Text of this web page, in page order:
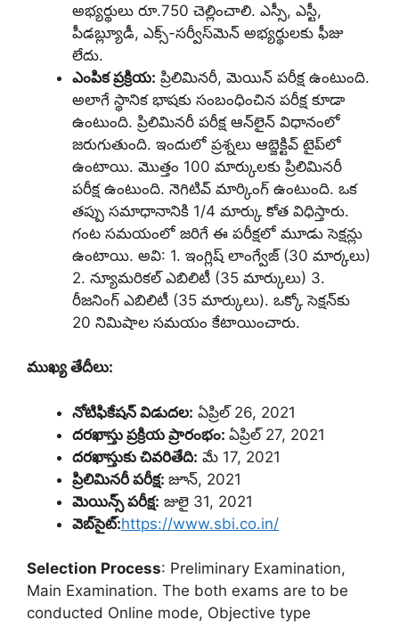
అభ్యర్థులు రూ.750 చెల్లించాలి. ఎస్సీ, ఎస్టీ,
పీడబ్ల్యూడీ, ఎక్స్‌-సర్వీస్‌మెన్‌ అభ్యర్థులకు ఫీజు
లేదు.
ఎంపిక ప్రక్రియ: ప్రిలిమినరీ, మెయిన్‌ పరీక్ష ఉంటుంది.
అలాగే స్థానిక భాషకు సంబంధించిన పరీక్ష కూడా
ఉంటుంది. ప్రిలిమినరీ పరీక్ష ఆన్‌లైన్‌ విధానంలో
జరుగుతుంది. ఇందులో ప్రశ్నలు ఆబ్జెక్టివ్‌ టైప్‌లో
ఉంటాయి. మొత్తం 100 మార్కులకు ప్రిలిమినరీ
పరీక్ష ఉంటుంది. నెగిటివ్‌ మార్కింగ్ ఉంటుంది. ఒక
తప్పు సమాధానానికి 1/4 మార్కు కోత విధిస్తారు.
గంట సమయంలో జరిగే ఈ పరీక్షలో మూడు సెక్షన్లు
ఉంటాయి. అవి: 1. ఇంగ్లిష్‌ లాంగ్వేజ్‌ (30 మార్కలు)
2. న్యూమరికల్‌ ఎబిలిటీ (35 మార్కులు) 3.
రీజనింగ్‌ ఎబిలిటీ (35 మార్కులు). ఒక్కో సెక్షన్‌కు
20 నిమిషాల సమయం కేటాయించారు.
ముఖ్య తేదీలు:
నోటిఫికేషన్‌ విడుదల: ఏప్రిల్‌ 26, 2021
దరఖాస్తు ప్రక్రియ ప్రారంభం: ఏప్రిల్‌ 27, 2021
దరఖాస్తుకు చివరితేది: మే 17, 2021
ప్రిలిమినరీ పరీక్ష: జూన్‌, 2021
మెయిన్స్‌ పరీక్ష: జులై 31, 2021
వెబ్‌సైట్‌:https://www.sbi.co.in/
Selection Process: Preliminary Examination,
Main Examination. The both exams are to be
conducted Online mode, Objective type